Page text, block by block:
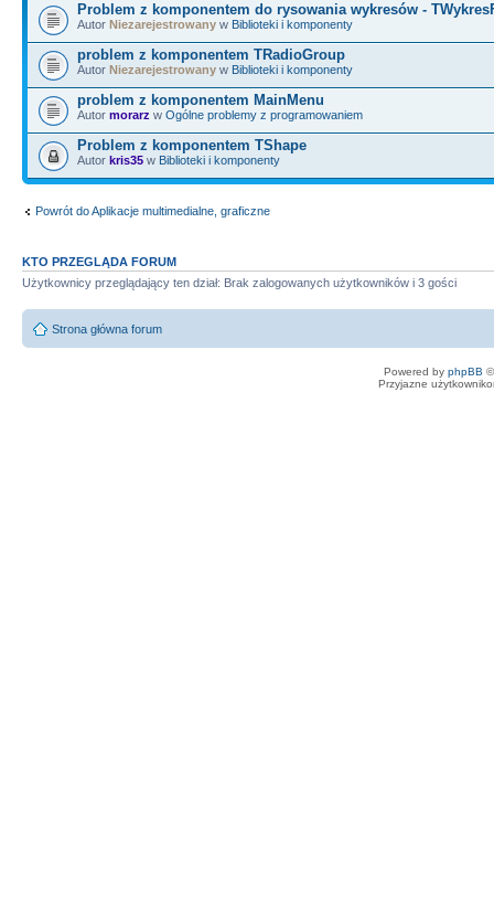
Problem z komponentem do rysowania wykresów -
Autor Niezarejestrowany w Biblioteki i komponenty
problem z komponentem TRadioGroup
Autor Niezarejestrowany w Biblioteki i komponenty
problem z komponentem MainMenu
Autor morarz w Ogólne problemy z programowaniem
Problem z komponentem TShape
Autor kris35 w Biblioteki i komponenty
Powrót do Aplikacje multimedialne, graficzne
KTO PRZEGLĄDA FORUM
Użytkownicy przeglądający ten dział: Brak zalogowanych użytkowników i 3 gości
Strona główna forum
Powered by phpBB
Przyjazne